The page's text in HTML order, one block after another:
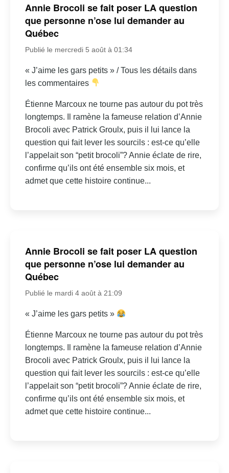
Annie Brocoli se fait poser LA question
que personne n’ose lui demander au
Québec
Publié le mercredi 5 août à 01:34
« J’aime les gars petits » / Tous les détails dans
les commentaires
Étienne Marcoux ne tourne pas autour du pot très
longtemps. Il ramène la fameuse relation d’Annie
Brocoli avec Patrick Groulx, puis il lui lance la
question qui fait lever les sourcils : est-ce qu’elle
l’appelait son “petit brocoli”? Annie éclate de rire,
confirme qu’ils ont été ensemble six mois, et
admet que cette histoire continue...
Annie Brocoli se fait poser LA question
que personne n’ose lui demander au
Québec
Publié le mardi 4 août à 21:09
« J’aime les gars petits »
Étienne Marcoux ne tourne pas autour du pot très
longtemps. Il ramène la fameuse relation d’Annie
Brocoli avec Patrick Groulx, puis il lui lance la
question qui fait lever les sourcils : est-ce qu’elle
l’appelait son “petit brocoli”? Annie éclate de rire,
confirme qu’ils ont été ensemble six mois, et
admet que cette histoire continue...